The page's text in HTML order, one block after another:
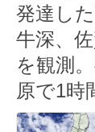
発達し
牛深、
を観測
原で1時